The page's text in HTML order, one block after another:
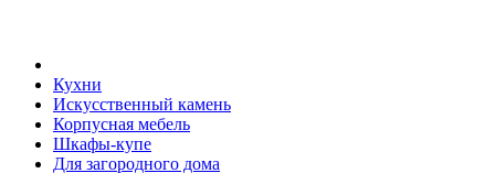
Кухни
Искусственный камень
Корпусная мебель
Шкафы-купе
Для загородного дома